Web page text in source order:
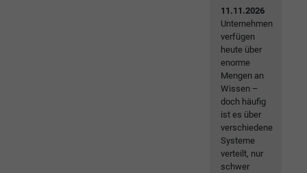
11.11.2026
Unternehmen
verfügen
heute über
enorme
Mengen an
Wissen –
doch häufig
ist es über
verschiedene
Systeme
verteilt, nur
schwer